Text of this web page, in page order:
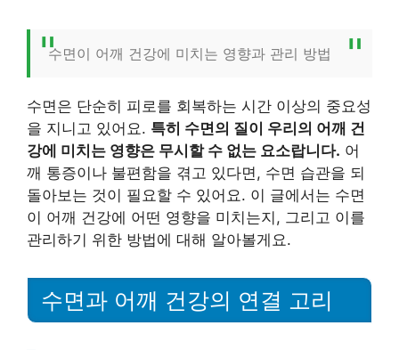
수면이 어깨 건강에 미치는 영향과 관리 방법
수면은 단순히 피로를 회복하는 시간 이상의 중요성
을 지니고 있어요. 특히 수면의 질이 우리의 어깨 건
강에 미치는 영향은 무시할 수 없는 요소랍니다. 어
깨 통증이나 불편함을 겪고 있다면, 수면 습관을 되
돌아보는 것이 필요할 수 있어요. 이 글에서는 수면
이 어깨 건강에 어떤 영향을 미치는지, 그리고 이를
관리하기 위한 방법에 대해 알아볼게요.
수면과 어깨 건강의 연결 고리